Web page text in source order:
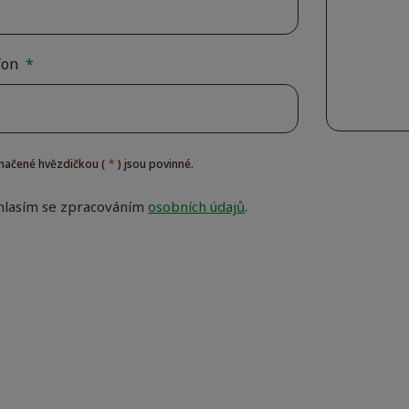
*
hvězdičkou ( * ) jsou povinné.
se zpracováním osobních údajů.